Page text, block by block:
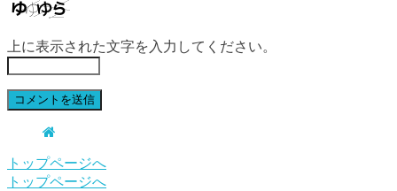
上に表示された文字を入力してください。
トップページへ
トップページへ